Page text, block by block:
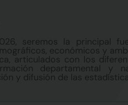
seremos la principal
económicos y
articulados con los
departamental y
y difusión de las